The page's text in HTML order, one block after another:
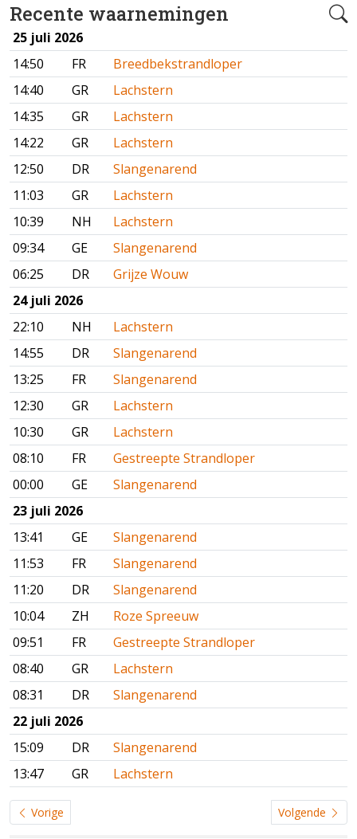
Recente waarnemingen
25 juli 2026
14:50
FR
Breedbekstrandloper
14:40
GR
Lachstern
14:35
GR
Lachstern
14:22
GR
Lachstern
12:50
DR
Slangenarend
11:03
GR
Lachstern
10:39
NH
Lachstern
09:34
GE
Slangenarend
06:25
DR
Grijze Wouw
24 juli 2026
22:10
NH
Lachstern
14:55
DR
Slangenarend
13:25
FR
Slangenarend
12:30
GR
Lachstern
10:30
GR
Lachstern
08:10
FR
Gestreepte Strandloper
00:00
GE
Slangenarend
23 juli 2026
13:41
GE
Slangenarend
11:53
FR
Slangenarend
11:20
DR
Slangenarend
10:04
ZH
Roze Spreeuw
09:51
FR
Gestreepte Strandloper
08:40
GR
Lachstern
08:31
DR
Slangenarend
22 juli 2026
15:09
DR
Slangenarend
13:47
GR Lachstern
Vorige Volgende